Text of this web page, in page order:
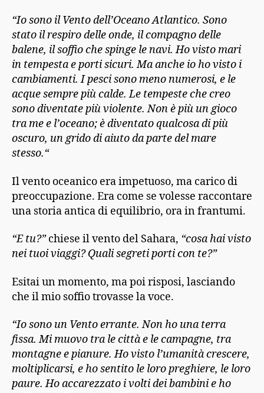
“Io sono il Vento dell’Oceano Atlantico. Sono
stato il respiro delle onde, il compagno delle
balene, il soffio che spinge le navi. Ho visto mari
in tempesta e porti sicuri. Ma anche io ho visto i
cambiamenti. I pesci sono meno numerosi, e le
acque sempre più calde. Le tempeste che creo
sono diventate più violente. Non è più un gioco
tra me e l’oceano; è diventato qualcosa di più
oscuro, un grido di aiuto da parte del mare
stesso.“
Il vento oceanico era impetuoso, ma carico di
preoccupazione. Era come se volesse raccontare
una storia antica di equilibrio, ora in frantumi.
“E tu?”chiese il vento del Sahara, “cosa hai visto
nei tuoi viaggi? Quali segreti porti con te?”
Esitai un momento, ma poi risposi, lasciando
che il mio soffio trovasse la voce.
“Io sono un Vento errante. Non ho una terra
fissa. Mi muovo tra le città e le campagne, tra
montagne e pianure. Ho visto l’umanità crescere,
moltiplicarsi, e ho sentito le loro preghiere, le loro
paure. Ho accarezzato i volti dei bambini e ho